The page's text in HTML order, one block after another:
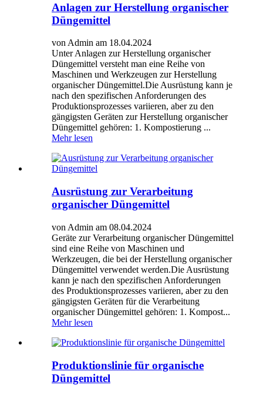
Anlagen zur Herstellung organischer
Düngemittel
von Admin am 18.04.2024
Unter Anlagen zur Herstellung organischer
Düngemittel versteht man eine Reihe von
Maschinen und Werkzeugen zur Herstellung
organischer Düngemittel.Die Ausrüstung kann je
nach den spezifischen Anforderungen des
Produktionsprozesses variieren, aber zu den
gängigsten Geräten zur Herstellung organischer
Düngemittel gehören: 1. Kompostierung ...
Mehr lesen
Ausrüstung zur Verarbeitung
organischer Düngemittel
von Admin am 08.04.2024
Geräte zur Verarbeitung organischer Düngemittel
sind eine Reihe von Maschinen und
Werkzeugen, die bei der Herstellung organischer
Düngemittel verwendet werden.Die Ausrüstung
kann je nach den spezifischen Anforderungen
des Produktionsprozesses variieren, aber zu den
gängigsten Geräten für die Verarbeitung
organischer Düngemittel gehören: 1. Kompost...
Mehr lesen
Produktionslinie für organische
Düngemittel